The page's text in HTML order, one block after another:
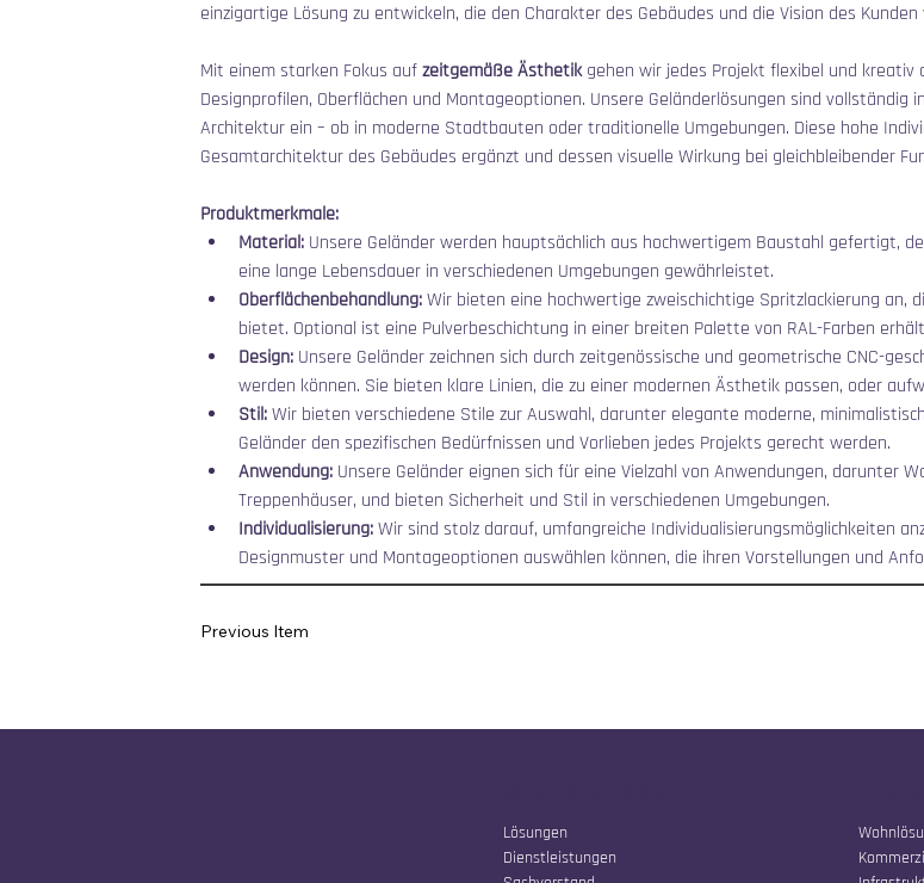
einzigartige Lösung zu entwickeln, die den Charakter des Gebäudes und die Vision des
Mit einem starken Fokus auf zeitgemäße Ästhetik gehen wir jedes Projekt flexibel und kreativ
Designprofilen, Oberflächen und Montageoptionen. Unsere Geländerlösungen sind
Architektur ein – ob in moderne Stadtbauten oder traditionelle Umgebungen. Diese hohe
Gesamtarchitektur des Gebäudes ergänzt und dessen visuelle Wirkung bei gleichbleibender
Produktmerkmale:
Material: Unsere Geländer werden hauptsächlich aus hochwertigem Baustahl gefertigt,
eine lange Lebensdauer in verschiedenen Umgebungen gewährleistet.
Oberflächenbehandlung: Wir bieten eine hochwertige zweischichtige Spritzlackierung
bietet. Optional ist eine Pulverbeschichtung in einer breiten Palette von RAL-Farben
Design: Unsere Geländer zeichnen sich durch zeitgenössische und geometrische CNC-
werden können. Sie bieten klare Linien, die zu einer modernen Ästhetik passen, oder
Stil: Wir bieten verschiedene Stile zur Auswahl, darunter elegante moderne,
Geländer den spezifischen Bedürfnissen und Vorlieben jedes Projekts gerecht werden.
Anwendung: Unsere Geländer eignen sich für eine Vielzahl von Anwendungen, darunter
Treppenhäuser, und bieten Sicherheit und Stil in verschiedenen Umgebungen.
Individualisierung: Wir sind stolz darauf, umfangreiche Individualisierungsmöglichkeiten
Designmuster und Montageoptionen auswählen können, die ihren Vorstellungen und
Previous Item
Lösungen
Dienstleistungen